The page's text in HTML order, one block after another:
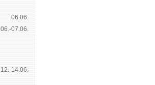
06.06.
06.-07.06.
12.-14.06.